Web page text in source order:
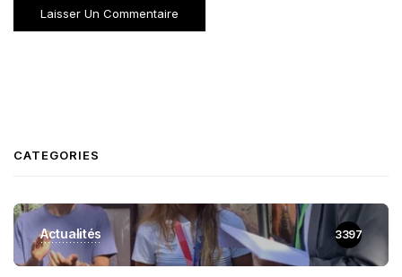
CATEGORIES
Actualités 3397